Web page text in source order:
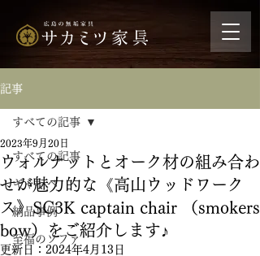
記事
すべての記事
ギャッベ
納品事例
至福のソファ
すべての記事
ウォルナットとオーク材の組み合わ
せが魅力的な《高山ウッドワーク
ス》SC3K captain chair （smokers
bow）をご紹介します♪
2023年9月20日
更新日： 2024年4月13日